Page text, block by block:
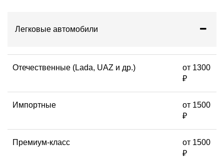
Легковые автомобили
Отечественные (Lada, UAZ и др.)
от 1300
₽
Импортные
от 1500
₽
Премиум-класс
от 1500
₽